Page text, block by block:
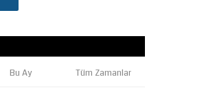
Bu Ay Tüm Zamanlar